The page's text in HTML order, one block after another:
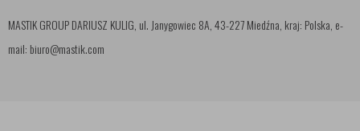
MASTIK GROUP DARIUSZ KULIG, ul. Janygowiec 8A, 43-227 Miedźna, kraj: Polska, e-
mail: biuro@mastik.com